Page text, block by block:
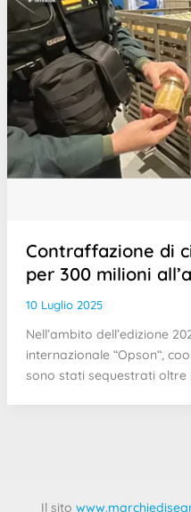
Contraffazione di
per 300 milioni
10 Luglio 2025
Nell’ambito dell’edizione
internazionale “Opson“,
sono stati sequestrati oltre
Il sito